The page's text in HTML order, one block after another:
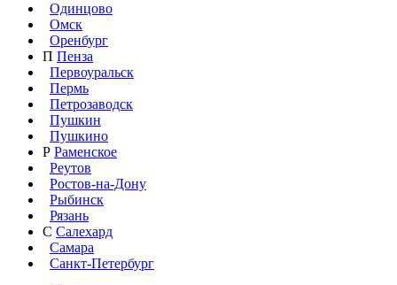
Одинцово
Омск
Оренбург
П Пенза
Первоуральск
Пермь
Петрозаводск
Пушкин
Пушкино
Р Раменское
Реутов
Ростов-на-Дону
Рыбинск
Рязань
С Салехард
Самара
Санкт-Петербург